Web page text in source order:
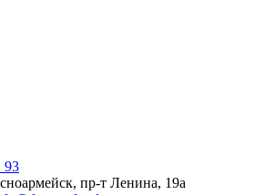
93
пр-т Ленина, 19а